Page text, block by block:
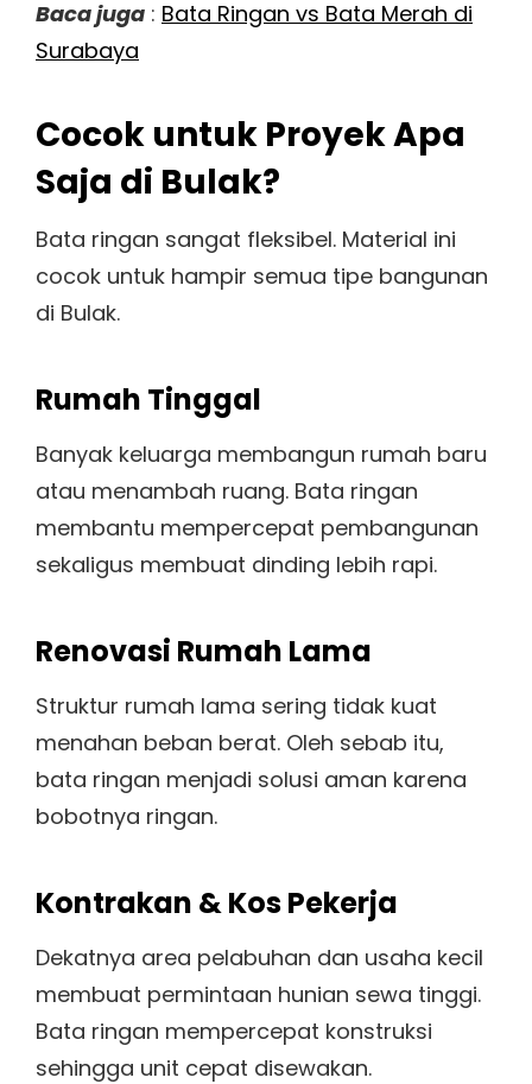
Baca juga : Bata Ringan vs Bata Merah di
Surabaya
Cocok untuk Proyek Apa
Saja di Bulak?
Bata ringan sangat fleksibel. Material ini
cocok untuk hampir semua tipe bangunan
di Bulak.
Rumah Tinggal
Banyak keluarga membangun rumah baru
atau menambah ruang. Bata ringan
membantu mempercepat pembangunan
sekaligus membuat dinding lebih rapi.
Renovasi Rumah Lama
Struktur rumah lama sering tidak kuat
menahan beban berat. Oleh sebab itu,
bata ringan menjadi solusi aman karena
bobotnya ringan.
Kontrakan & Kos Pekerja
Dekatnya area pelabuhan dan usaha kecil
membuat permintaan hunian sewa tinggi.
Bata ringan mempercepat konstruksi
sehingga unit cepat disewakan.